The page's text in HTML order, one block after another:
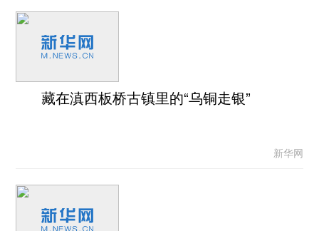
藏在滇西板桥古镇里的“乌铜走银”
新华网